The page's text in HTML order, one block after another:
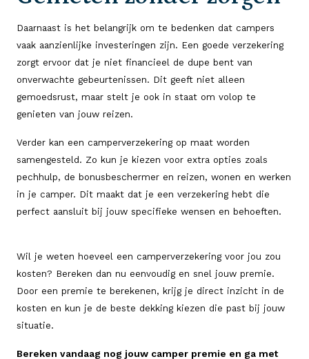
Daarnaast is het belangrijk om te bedenken dat campers
vaak aanzienlijke investeringen zijn. Een goede verzekering
zorgt ervoor dat je niet financieel de dupe bent van
onverwachte gebeurtenissen. Dit geeft niet alleen
gemoedsrust, maar stelt je ook in staat om volop te
genieten van jouw reizen.
Verder kan een camperverzekering op maat worden
samengesteld. Zo kun je kiezen voor extra opties zoals
pechhulp, de bonusbeschermer en reizen, wonen en werken
in je camper. Dit maakt dat je een verzekering hebt die
perfect aansluit bij jouw specifieke wensen en behoeften.
Wil je weten hoeveel een camperverzekering voor jou zou
kosten? Bereken dan nu eenvoudig en snel jouw premie.
Door een premie te berekenen, krijg je direct inzicht in de
kosten en kun je de beste dekking kiezen die past bij jouw
situatie.
Bereken vandaag nog jouw camper premie en ga met